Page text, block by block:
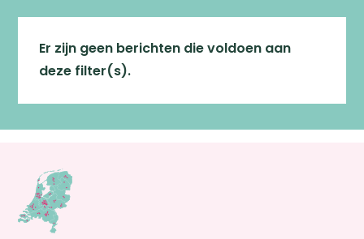
Er zijn geen berichten die voldoen aan
deze filter(s).